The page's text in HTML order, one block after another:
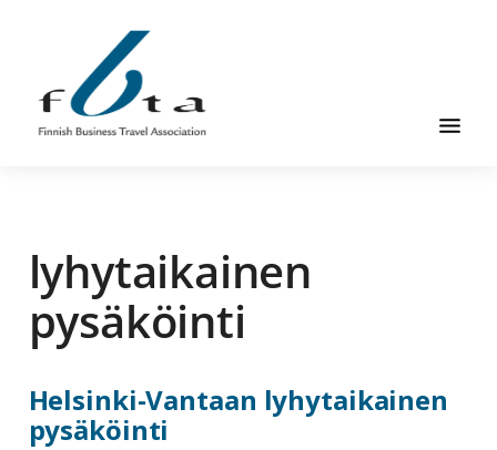
pääsisältöön
alatunnisteeseen
ry
FBTA
FBTA
on
liikematka­
palveluja
ja
niitä
lyhytaikainen
pysäköinti
Helsinki-Vantaan lyhytaikainen
pysäköinti